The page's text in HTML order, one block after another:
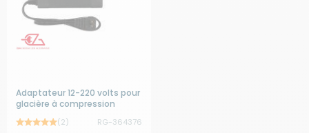
Adaptateur 12-220 volts pour
glacière à compression
(2) RG-364376